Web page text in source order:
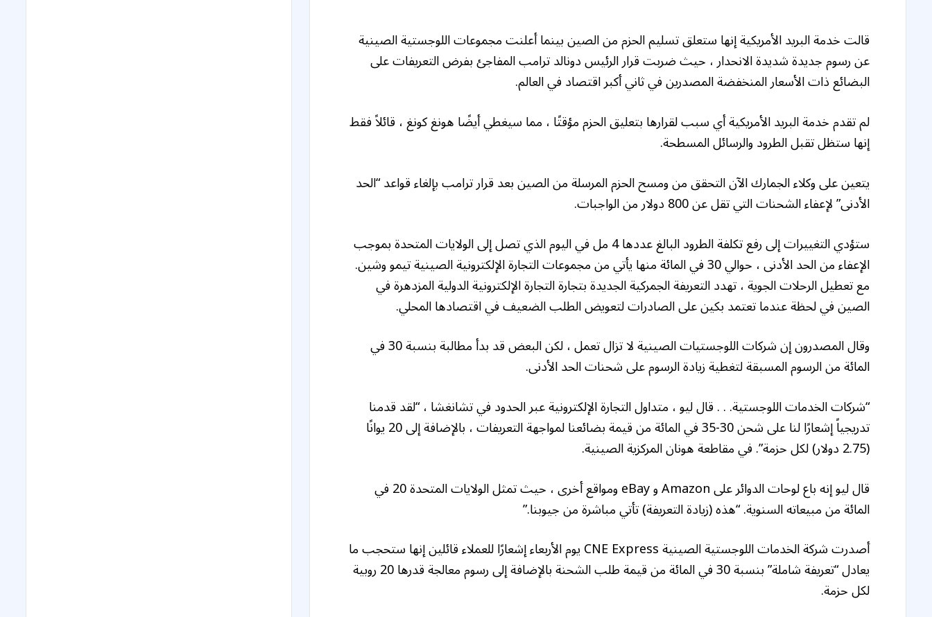
قالت خدمة البريد الأمريكية إنها ستعلق تسليم الحزم من الصين بينما أعلنت مجموعات اللوجستية الصينية
عن رسوم جديدة شديدة الانحدار ، حيث ضربت قرار الرئيس دونالد ترامب المفاجئ بفرض التعريفات على
البضائع ذات الأسعار المنخفضة المصدرين في ثاني أكبر اقتصاد في العالم.
لم تقدم خدمة البريد الأمريكية أي سبب لقرارها بتعليق الحزم مؤقتًا ، مما سيغطي أيضًا هونغ كونغ ، قائلاً فقط
إنها ستظل تقبل الطرود والرسائل المسطحة.
يتعين على وكلاء الجمارك الآن التحقق من ومسح الحزم المرسلة من الصين بعد قرار ترامب بإلغاء قواعد “الحد
الأدنى” لإعفاء الشحنات التي تقل عن 800 دولار من الواجبات.
ستؤدي التغييرات إلى رفع تكلفة الطرود البالغ عددها 4 مل في اليوم الذي تصل إلى الولايات المتحدة بموجب
الإعفاء من الحد الأدنى ، حوالي 30 في المائة منها يأتي من مجموعات التجارة الإلكترونية الصينية تيمو وشين.
مع تعطيل الرحلات الجوية ، تهدد التعريفة الجمركية الجديدة بتجارة التجارة الإلكترونية الدولية المزدهرة في
الصين في لحظة عندما تعتمد بكين على الصادرات لتعويض الطلب الضعيف في اقتصادها المحلي.
وقال المصدرون إن شركات اللوجستيات الصينية لا تزال تعمل ، لكن البعض قد بدأ مطالبة بنسبة 30 في
المائة من الرسوم المسبقة لتغطية زيادة الرسوم على شحنات الحد الأدنى.
“شركات الخدمات اللوجستية. . . قال ليو ، متداول التجارة الإلكترونية عبر الحدود في تشانغشا ، “لقد قدمنا ​​
تدريجياً إشعارًا لنا على شحن 30-35 في المائة من قيمة بضائعنا لمواجهة التعريفات ، بالإضافة إلى 20 يوانًا
(2.75 دولار) لكل حزمة”. في مقاطعة هونان المركزية الصينية.
قال ليو إنه باع لوحات الدوائر على Amazon و eBay ومواقع أخرى ، حيث تمثل الولايات المتحدة 20 في
المائة من مبيعاته السنوية. “هذه (زيادة التعريفة) تأتي مباشرة من جيوبنا.”
أصدرت شركة الخدمات اللوجستية الصينية CNE Express يوم الأربعاء إشعارًا للعملاء قائلين إنها ستحجب ما
يعادل “تعريفة شاملة” بنسبة 30 في المائة من قيمة طلب الشحنة بالإضافة إلى رسوم معالجة قدرها 20 روبية
لكل حزمة.